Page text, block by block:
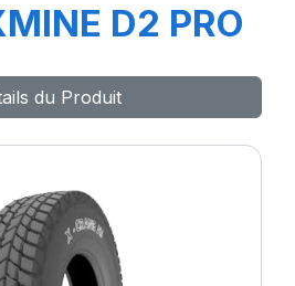
D2 PRO
du Produit